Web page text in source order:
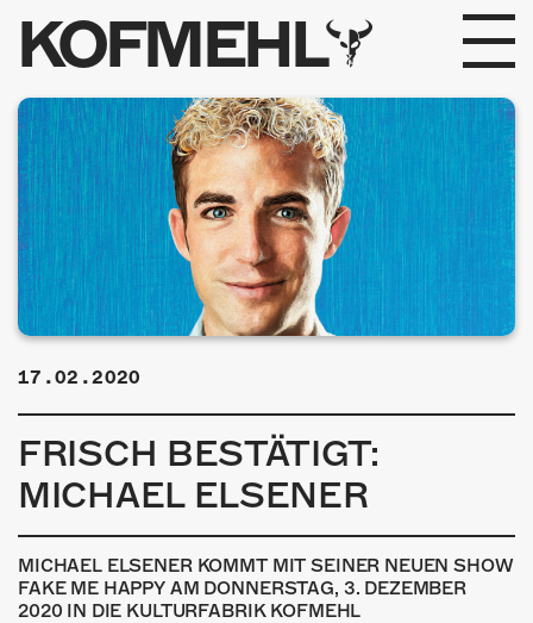
KOFMEHL
PROGRAMM
FABRIKGEFLÜSTER
GALERIE
FOTOGALERIE
INFOS
KONTAKT
ÜBER UNS
GÖNNEREI
17.02.2020
FRISCH BESTÄTIGT:
MICHAEL ELSENER
MICHAEL ELSENER KOMMT MIT SEINER NEUEN SHOW
FAKE ME HAPPY AM DONNERSTAG, 3. DEZEMBER
2020 IN DIE KULTURFABRIK KOFMEHL